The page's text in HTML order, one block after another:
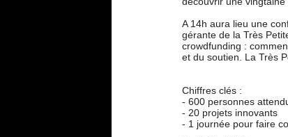
A 14h aura lieu une
gérante de la Très
crowdfunding :
et du soutien. La Très
Chiffres clés :
- 600 personnes
- 20 projets innovants
- 1 journée pour faire